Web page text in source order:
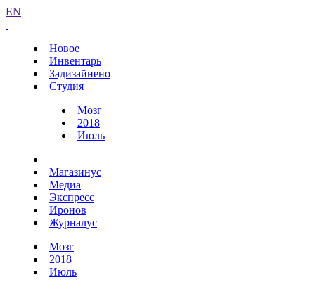
EN
Новое
Инвентарь
Задизайнено
Студия
Мозг
2018
Июль
Магазинус
Медиа
Экспресс
Иронов
Журналус
Мозг
2018
Июль